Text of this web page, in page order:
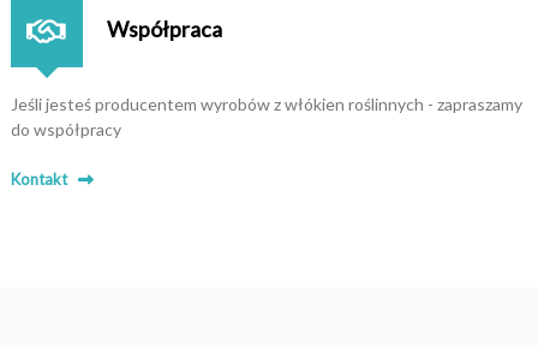
Współpraca
Jeśli jesteś producentem wyrobów z włókien roślinnych - zapraszamy
do współpracy
Kontakt